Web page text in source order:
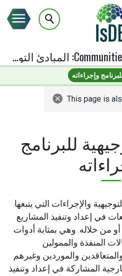
: المبادئ التوجيهية للبرنامج وإجراءاته
وإجراءاته
This page is
للبرنامج
والإجراءات التي يتبعها
في إعداد وتنفيذ المشاريع
أو من خلاله. وهي بمثابة أدوات
المنفذة والممولين
والموردين وغيرهم
المشاركة في إعداد وتنفيذ